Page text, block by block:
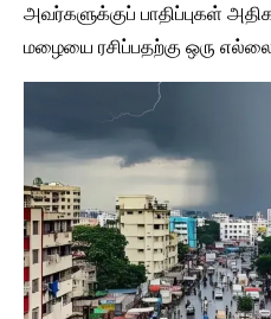
அவர்களுக்குப் பாதிப்புகள்
மழையை ரசிப்பதற்கு ஒரு